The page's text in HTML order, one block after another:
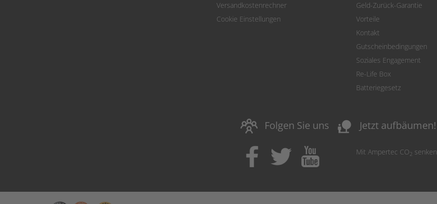
Versandkostenrechner
Cookie Einstellungen
Geld-Zurück-Garantie
Vorteile
Kontakt
Gutscheinbedingungen
Soziales Engagement
Re-Life Box
Batteriegesetz
Folgen Sie uns nature_people Jetzt aufbäumen!
Mit Ampertec CO2 senken